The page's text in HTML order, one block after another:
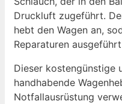
Druckluft zugeführt.
hebt den Wagen an,
Reparaturen
Dieser kostengünstige
handhabende
Notfallausrüstung